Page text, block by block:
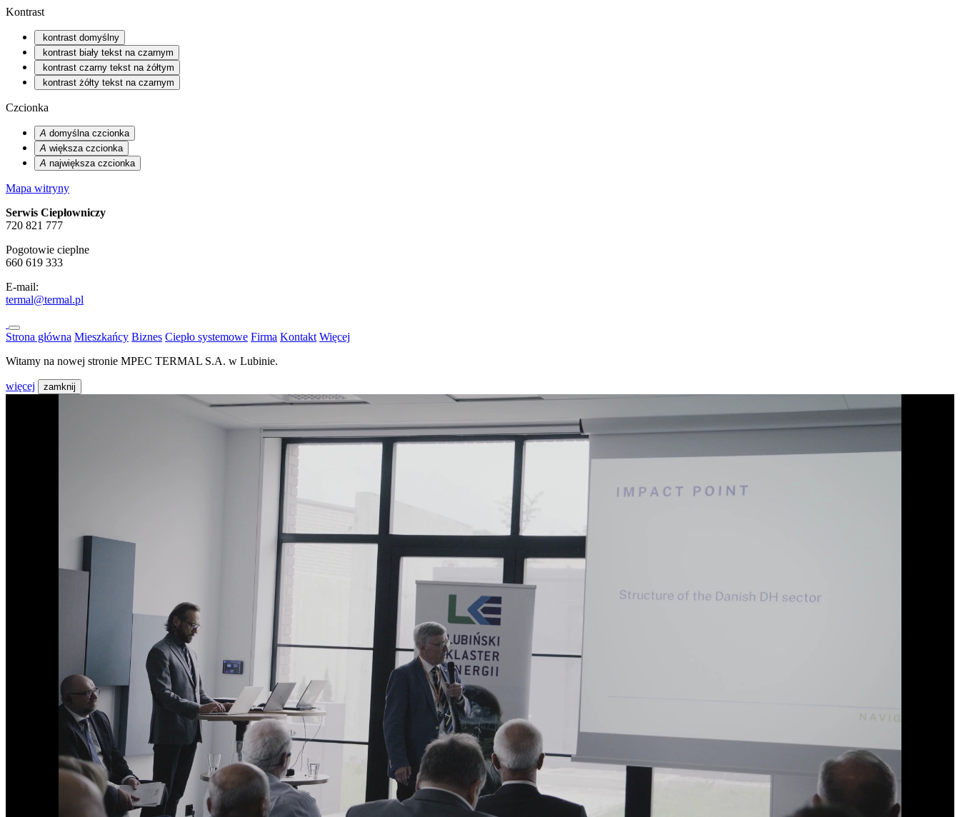
Kontrast
kontrast domyślny
kontrast biały tekst na czarnym
kontrast czarny tekst na żółtym
kontrast żółty tekst na czarnym
Czcionka
A domyślna czcionka
A większa czcionka
A największa czcionka
Mapa witryny
Serwis Ciepłowniczy
720 821 777
Pogotowie cieplne
660 619 333
E-mail:
termal@termal.pl
Strona główna Mieszkańcy Biznes Ciepło systemowe Firma Kontakt Więcej
Witamy na nowej stronie MPEC TERMAL S.A. w Lubinie.
więcej zamknij